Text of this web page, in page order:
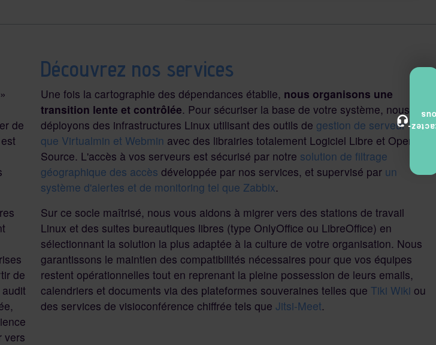
de
de
vers
Découvrez nos services
Une fois la cartographie des dépendances établie, nous organisons une
transition lente et contrôlée. Pour sécuriser la base de votre système, nous
déployons des infrastructures Linux utilisant des outils de gestion de serveur tel
que Virtualmin et Webmin avec des librairies totalement Logiciel Libre et Open
Source. L'accès à vos serveurs est sécurisé par notre solution de filtrage
géographique des accès développée par nos services, et supervisé par un
système d'alertes et de monitoring tel que Zabbix.
Sur ce socle maîtrisé, nous vous aidons à migrer vers des stations de travail
Linux et des suites bureautiques libres (type OnlyOffice ou LibreOffice) en
sélectionnant la solution la plus adaptée à la culture de votre organisation. Nous
garantissons le maintien des compatibilités nécessaires pour que vos équipes
restent opérationnelles tout en reprenant la pleine possession de leurs emails,
calendriers et documents via des plateformes souveraines telles que Tiki Wiki ou
des services de visioconférence chiffrée tels que Jitsi-Meet.